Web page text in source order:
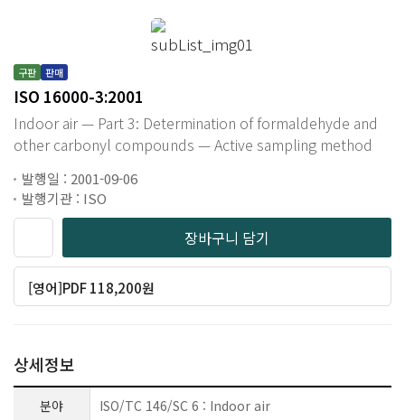
구판 판매
ISO 16000-3:2001
Indoor air — Part 3: Determination of formaldehyde and
other carbonyl compounds — Active sampling method
발행일 : 2001-09-06
발행기관 : ISO
장바구니 담기
[영어]PDF 118,200원
상세정보
분야
ISO/TC 146/SC 6 : Indoor air